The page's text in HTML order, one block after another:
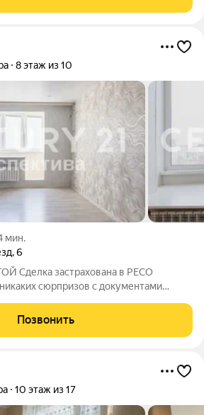
спальню
8 этаж из 10
мин.
,6
застрахована в РЕСО
сюрпризов с документами
светло, чисто и воздуха много.
адаптирована под
Позвонить
10 этаж из 17